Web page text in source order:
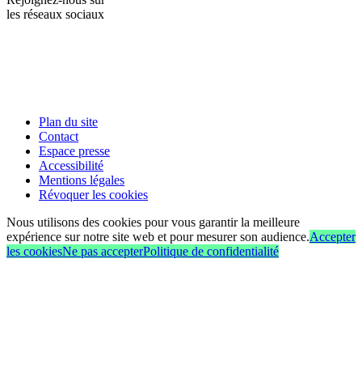
les réseaux sociaux
Plan du site
Contact
Espace presse
Accessibilité
Mentions légales
Révoquer les cookies
Nous utilisons des cookies pour vous garantir la meilleure
expérience sur notre site web et pour mesurer son audience.Accepter
les cookiesNe pas accepterPolitique de confidentialité